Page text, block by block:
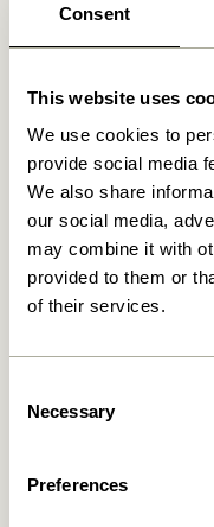
Consent
This website uses
We use cookies to
provide social media
We also share
our social media,
may combine it with
provided to them or
of their services.
Selection
Necessary
Preferences
Hide Boîte de rangement
Naturel
Ajouter au panier